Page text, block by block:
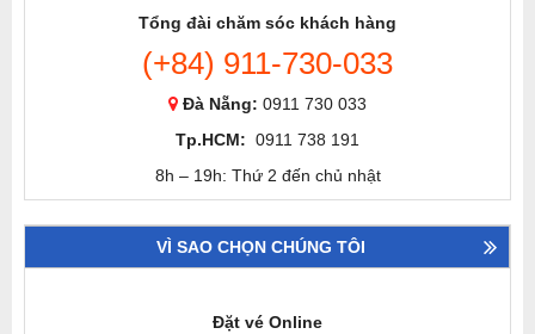
Tổng đài chăm sóc khách hàng
(+84) 911-730-033
Đà Nẵng: 0911 730 033
Tp.HCM: 0911 738 191
8h – 19h: Thứ 2 đến chủ nhật
VÌ SAO CHỌN CHÚNG TÔI
Đặt vé Online